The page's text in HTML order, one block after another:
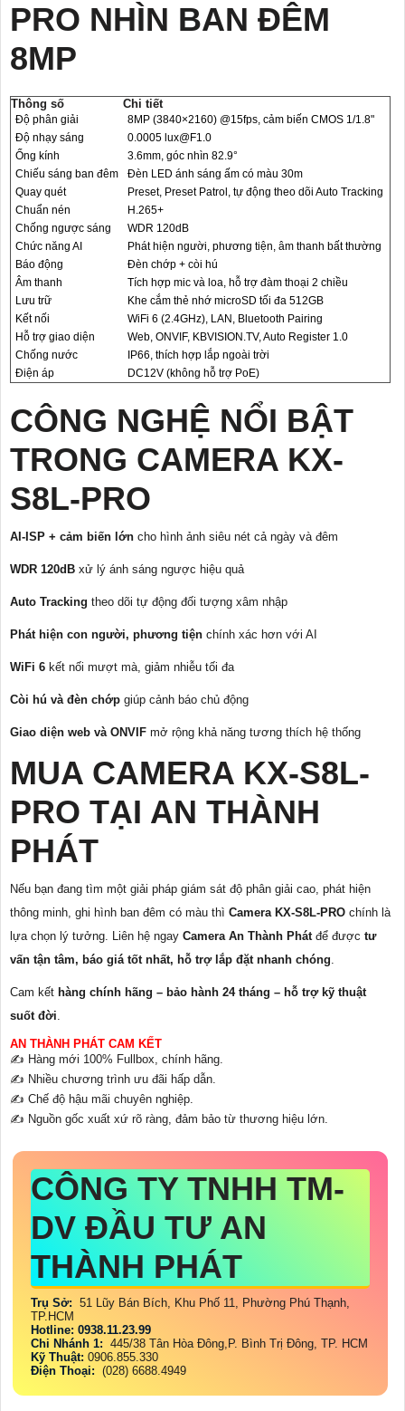
PRO NHÌN BAN ĐÊM
8MP
Thông số Chi tiết
Độ phân giải
8MP (3840×2160) @15fps, cảm biến CMOS 1/1.8"
Độ nhạy sáng
0.0005 lux@F1.0
Ống kính
3.6mm, góc nhìn 82.9°
Chiếu sáng ban đêm
Đèn LED ánh sáng ấm có màu 30m
Quay quét
Preset, Preset Patrol, tự động theo dõi Auto Tracking
Chuẩn nén
H.265+
Chống ngược sáng
WDR 120dB
Chức năng AI
Phát hiện người, phương tiện, âm thanh bất thường
Báo động
Đèn chớp + còi hú
Âm thanh
Tích hợp mic và loa, hỗ trợ đàm thoại 2 chiều
Lưu trữ
Khe cắm thẻ nhớ microSD tối đa 512GB
Kết nối
WiFi 6 (2.4GHz), LAN, Bluetooth Pairing
Hỗ trợ giao diện
Web, ONVIF, KBVISION.TV, Auto Register 1.0
Chống nước
IP66, thích hợp lắp ngoài trời
Điện áp
DC12V (không hỗ trợ PoE)
CÔNG NGHỆ NỔI BẬT
TRONG CAMERA KX-
S8L-PRO
AI-ISP + cảm biến lớn cho hình ảnh siêu nét cả ngày và đêm
WDR 120dB xử lý ánh sáng ngược hiệu quả
Auto Tracking theo dõi tự động đối tượng xâm nhập
Phát hiện con người, phương tiện chính xác hơn với AI
WiFi 6 kết nối mượt mà, giảm nhiễu tối đa
Còi hú và đèn chớp giúp cảnh báo chủ động
Giao diện web và ONVIF mở rộng khả năng tương thích hệ thống
MUA CAMERA KX-S8L-
PRO TẠI AN THÀNH
PHÁT
Nếu bạn đang tìm một giải pháp giám sát độ phân giải cao, phát hiện
thông minh, ghi hình ban đêm có màu thì Camera KX-S8L-PRO chính là
lựa chọn lý tưởng. Liên hệ ngay Camera An Thành Phátđể được tư
vấn tận tâm, báo giá tốt nhất, hỗ trợ lắp đặt nhanh chóng.
Cam kết hàng chính hãng – bảo hành 24 tháng – hỗ trợ kỹ thuật
suốt đời.
AN THÀNH PHÁT CAM KẾT
✍️ Hàng mới 100% Fullbox, chính hãng.
✍️ Nhiều chương trình ưu đãi hấp dẫn.
✍️ Chế độ hậu mãi chuyên nghiệp.
✍️ Nguồn gốc xuất xứ rõ ràng, đảm bảo từ thương hiệu lớn.
CÔNG TY TNHH TM-
DV ĐẦU TƯ AN
THÀNH PHÁT
Trụ Sở: 51 Lũy Bán Bích, Khu Phố 11, Phường Phú Thạnh,
TP.HCM
Hotline: 0938.11.23.99
Chi Nhánh 1: 445/38 Tân Hòa Đông,P. Bình Trị Đông, TP. HCM
Kỹ Thuật: 0906.855.330
Điện Thoại: (028) 6688.4949